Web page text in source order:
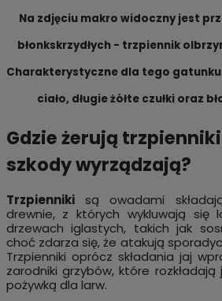
Na zdjęciu makro widoczny jest
błonkskrzydłych - trzpiennik
Charakterystyczne dla tego gatunku
ciało, długie żółte czułki oraz
Gdzie żerują
szkody wyrządzają?
Trzpiennikisą owadami
drewnie, z których wykluwają się
drzewach iglastych, takich jak
choć zdarza się, że atakują
Trzpienniki oprócz składania jaj
zarodniki grzybów, które
pożywką dla larw.